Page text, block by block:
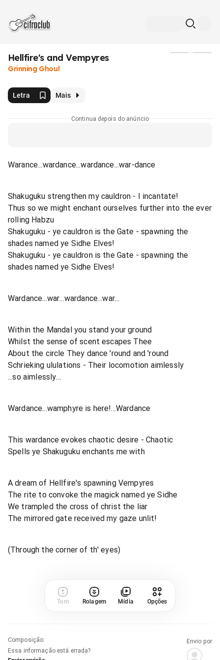
Hellfire's and Vempyres
Grinning Ghoul
Letra Mais
Continua depois do anúncio
Warance...wardance...wardance...war-dance
Shakuguku strengthen my cauldron - I incantate!
Thus so we might enchant ourselves further into the ever
rolling Habzu
Shakuguku - ye cauldron is the Gate - spawning the
shades named ye Sidhe Elves!
Shakuguku - ye cauldron is the Gate - spawning the
shades named ye Sidhe Elves!
Wardance...war...wardance...war...
Within the Mandal you stand your ground
Whilst the sense of scent escapes Thee
About the circle They dance 'round and 'round
Schrieking ululations - Their locomotion aimlessly
...so aimlessly...
Wardance...wamphyre is here!...Wardance
This wardance evokes chaotic desire - Chaotic
Spells ye Shakuguku enchants me with
A dream of Hellfire's spawning Vempyres
The rite to convoke the magick named ye Sidhe
We trampled the cross of christ the liar
The mirrored gate received my gaze unlit!
(Through the corner of th' eyes)
Tom Rolagem Mídia Opções
Composição:
Essa informação está errada?
Envio por